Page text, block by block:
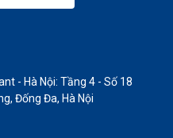
- Hà Nội: Tầng 4 - Số 18
Đống Đa, Hà Nội